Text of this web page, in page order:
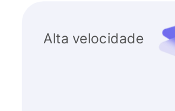
Alta velocidade